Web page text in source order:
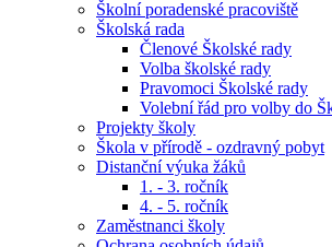
Školní poradenské pracoviště
Školská rada
Členové Školské rady
Volba školské rady
Pravomoci Školské rady
Volební řád pro volby do
Projekty školy
Škola v přírodě - ozdravný pobyt
Distanční výuka žáků
1. - 3. ročník
4. - 5. ročník
Zaměstnanci školy